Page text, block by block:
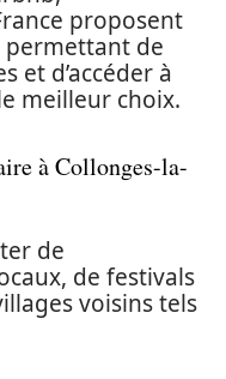
proposent
permettant de
et d’accéder à
meilleur choix.
à Collonges-la-
de
de festivals
voisins tels